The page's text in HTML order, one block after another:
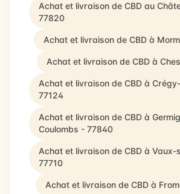
Achat et livraison de CBD au
77820
Achat et livraison de CBD à
Achat et livraison de CBD à
Achat et livraison de CBD à
77124
Achat et livraison de CBD à
Coulombs - 77840
Achat et livraison de CBD à Vaux-
77710
Achat et livraison de CBD à